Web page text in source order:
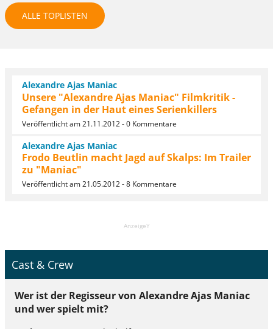
ALLE TOPLISTEN
Alexandre Ajas Maniac
Unsere "Alexandre Ajas Maniac" Filmkritik -
Gefangen in der Haut eines Serienkillers
Veröffentlicht am 21.11.2012 - 0 Kommentare
Alexandre Ajas Maniac
Frodo Beutlin macht Jagd auf Skalps: Im Trailer
zu "Maniac"
Veröffentlicht am 21.05.2012 - 8 Kommentare
AnzeigeY
Cast & Crew
Wer ist der Regisseur von Alexandre Ajas Maniac
und wer spielt mit?